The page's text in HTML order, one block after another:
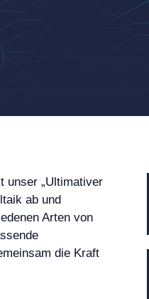
unser „Ultimativer
ab und
Arten von
die Kraft